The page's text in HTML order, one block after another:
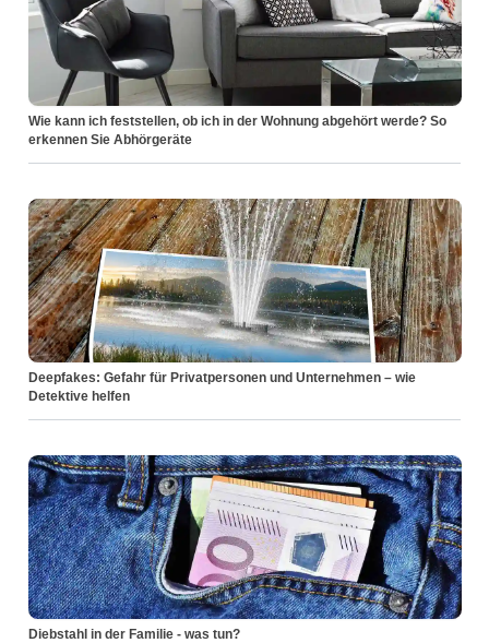
Wie kann ich feststellen, ob ich in der Wohnung abgehört werde? So
erkennen Sie Abhörgeräte
Deepfakes: Gefahr für Privatpersonen und Unternehmen – wie
Detektive helfen
Diebstahl in der Familie - was tun?